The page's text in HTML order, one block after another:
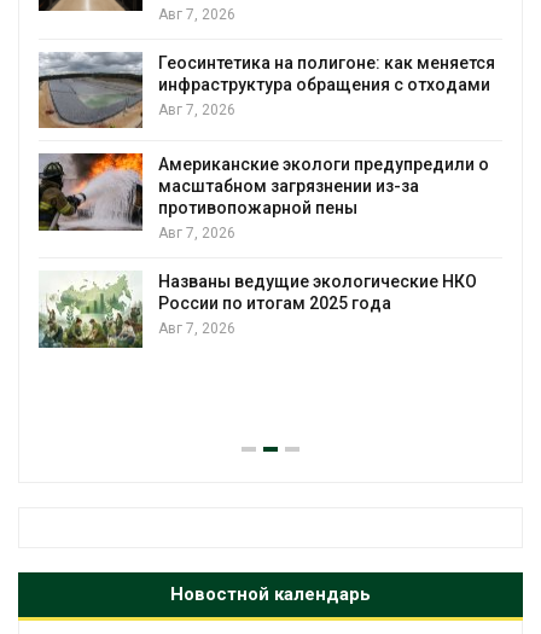
Авг 7, 2026
Геосинтетика на полигоне: как меняется
инфраструктура обращения с отходами
Авг 7, 2026
Американские экологи предупредили о
масштабном загрязнении из-за
противопожарной пены
Авг 7, 2026
Названы ведущие экологические НКО
России по итогам 2025 года
Авг 7, 2026
Новостной календарь